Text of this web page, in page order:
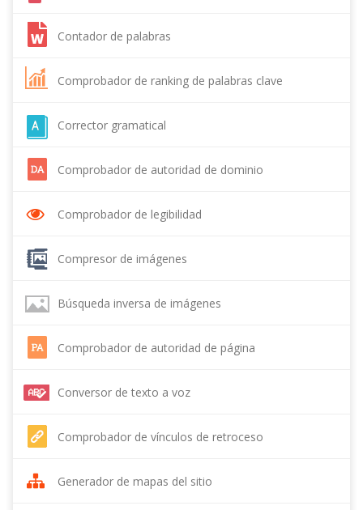
Contador de palabras
Comprobador de ranking de palabras clave
Corrector gramatical
Comprobador de autoridad de dominio
Comprobador de legibilidad
Compresor de imágenes
Búsqueda inversa de imágenes
Comprobador de autoridad de página
Conversor de texto a voz
Comprobador de vínculos de retroceso
Generador de mapas del sitio